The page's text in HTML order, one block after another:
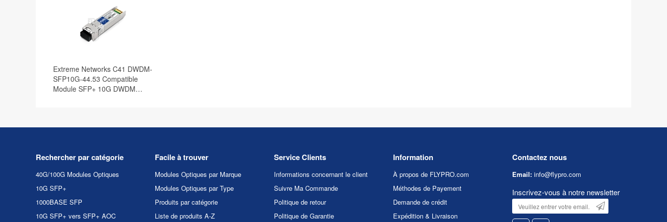
Extreme Networks C41 DWDM-
SFP10G-44.53 Compatible
Module SFP+ 10G DWDM
Rechercher par catégorie
40G/100G Modules Optiques
10G SFP+
1000BASE SFP
10G SFP+ vers SFP+ AOC
Facile à trouver
Modules Optiques par Marque
Modules Optiques par Type
Produits par catégorie
Liste de produits A-Z
Service Clients
Informations concernant le client
Suivre Ma Commande
Politique de retour
Politique de Garantie
Information
À propos de FLYPRO.com
Méthodes de Payement
Demande de crédit
Expédition & Livraison
Contactez nous
Email: info@flypro.com
Inscrivez-vous à notre newsletter